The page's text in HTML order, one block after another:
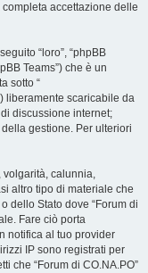
completa accettazione delle
“loro”, “phpBB
Teams”) che è un
sotto “
liberamente scaricabile da
discussione internet;
gestione. Per ulteriori
volgarità, calunnia,
altro tipo di materiale che
dello Stato dove “Forum di
Fare ciò porta
notifica al tuo provider
IP sono registrati per
che “Forum di CO.NA.PO”